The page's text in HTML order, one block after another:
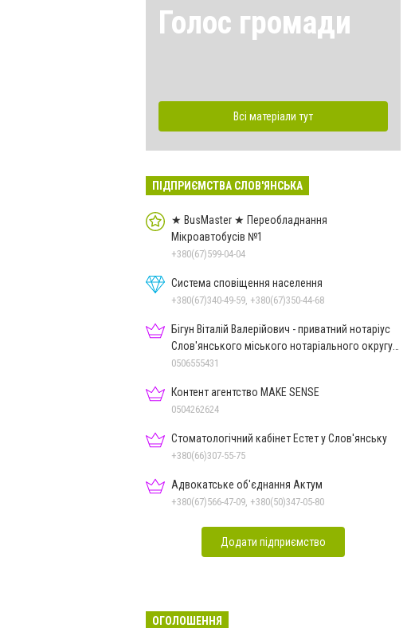
Голос громади
Всі матеріали тут
ПІДПРИЄМСТВА СЛОВ'ЯНСЬКА
★ BusMaster ★ Переобладнання
Мікроавтобусів №1
+380(67)599-04-04
Система сповіщення населення
+380(67)340-49-59, +380(67)350-44-68
Бігун Віталій Валерійович - приватний нотаріус
Слов'янського міського нотаріального округу
Дон.обл.
0506555431
Контент агентство MAKE SENSE
0504262624
Стоматологічний кабінет Естет у Слов'янську
+380(66)307-55-75
Адвокатське об'єднання Актум
+380(67)566-47-09, +380(50)347-05-80
Додати підприємство
ОГОЛОШЕННЯ